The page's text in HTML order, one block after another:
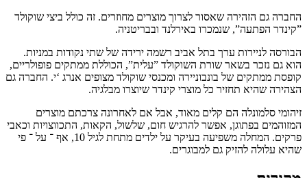
החברה גם הזהירה שאסור לצרוך מוצרים מחוזרים. זה כולל ביצי שוקולד
”קינדר הפתעה”, שנמכרו באירלנד ובבריטניה.
הבורסה לניירות ערך בתל אביב רשמה ירידה של שתי נקודות במניות.
הוא גם נזכר בשאר שורת השוקולד ”עלית”, הכוללת ממתקים פופולריים,
קופסת ממתקים של בונבוניירה ומכנסי שוקולד מצופים אנרג ‘י. החברה גם
הצהירה שהיא תחזיר כל מוצרי קינדר שיוצרו מבלגיה.
זיהומי סלמונלה הם קלים מאוד, אבל אם לאחרונה צרכתם מוצרים
המזוהמים בפתוגן, אפשר להרגיש חום, שלשול, הקאות, התכווצויות וכאבי
פרקים. המחלה משפיעה בעיקר על ילדים מתחת לגיל 10, אף ־ על ־ פי
שהיא עלולה להזיק גם למבוגרים.